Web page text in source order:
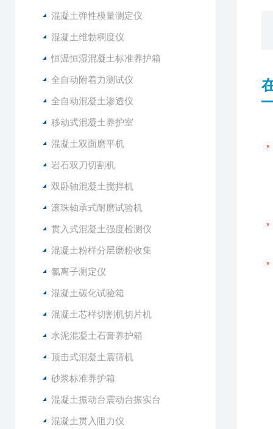
混凝土弹性模量测定仪
混凝土维勃稠度仪
恒温恒湿混凝土标准养护箱
全自动附着力测试仪
全自动混凝土渗透仪
移动式混凝土养护室
混凝土双面磨平机
岩石双刀切割机
双卧轴混凝土搅拌机
滚珠轴承式耐磨试验机
贯入式混凝土强度检测仪
混凝土粉样分层磨粉收集
氯离子测定仪
混凝土碳化试验箱
混凝土芯样切割机切片机
水泥混凝土石膏养护箱
顶击式混凝土震筛机
砂浆标准养护箱
混凝土振动台震动台振实台
混凝土贯入阻力仪